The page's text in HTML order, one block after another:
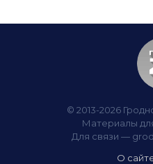
© 2013-2026
Материалы
Для связи —
О